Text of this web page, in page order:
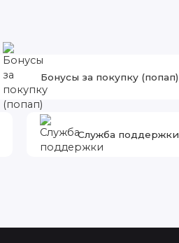
Бонусы за покупку (попап)
Служба поддержки